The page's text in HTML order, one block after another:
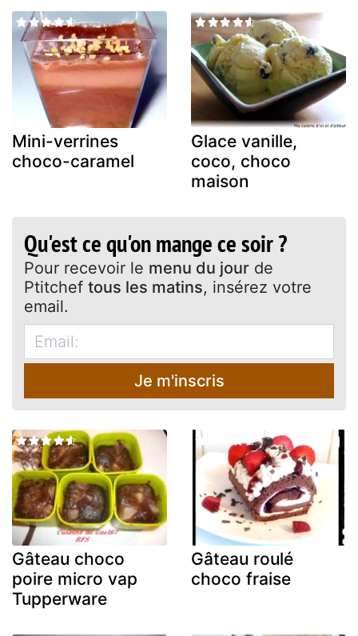
Mini-verrines
choco-caramel
Glace vanille,
coco, choco
maison
Qu'est ce qu'on mange ce soir ?
Pour recevoir le menu du jour de
Ptitchef tous les matins, insérez votre
email.
Je m'inscris
Gâteau choco
poire micro vap
Tupperware
Gâteau roulé
choco fraise